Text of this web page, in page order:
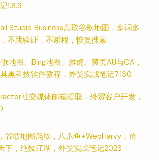
1.8.9
Studio Business爬取谷歌地图，多词多
不跳验证，不断程，恢复搜索
地图、Bing地图、雅虎、黄页AU与CA，
黑科技软件教程，外贸实战笔记7.130
社交媒体邮箱提取，外贸客户开发，
谷歌地图爬取，八爪鱼+WebHarvy，倚
下，绝技江湖，外贸实战笔记2023